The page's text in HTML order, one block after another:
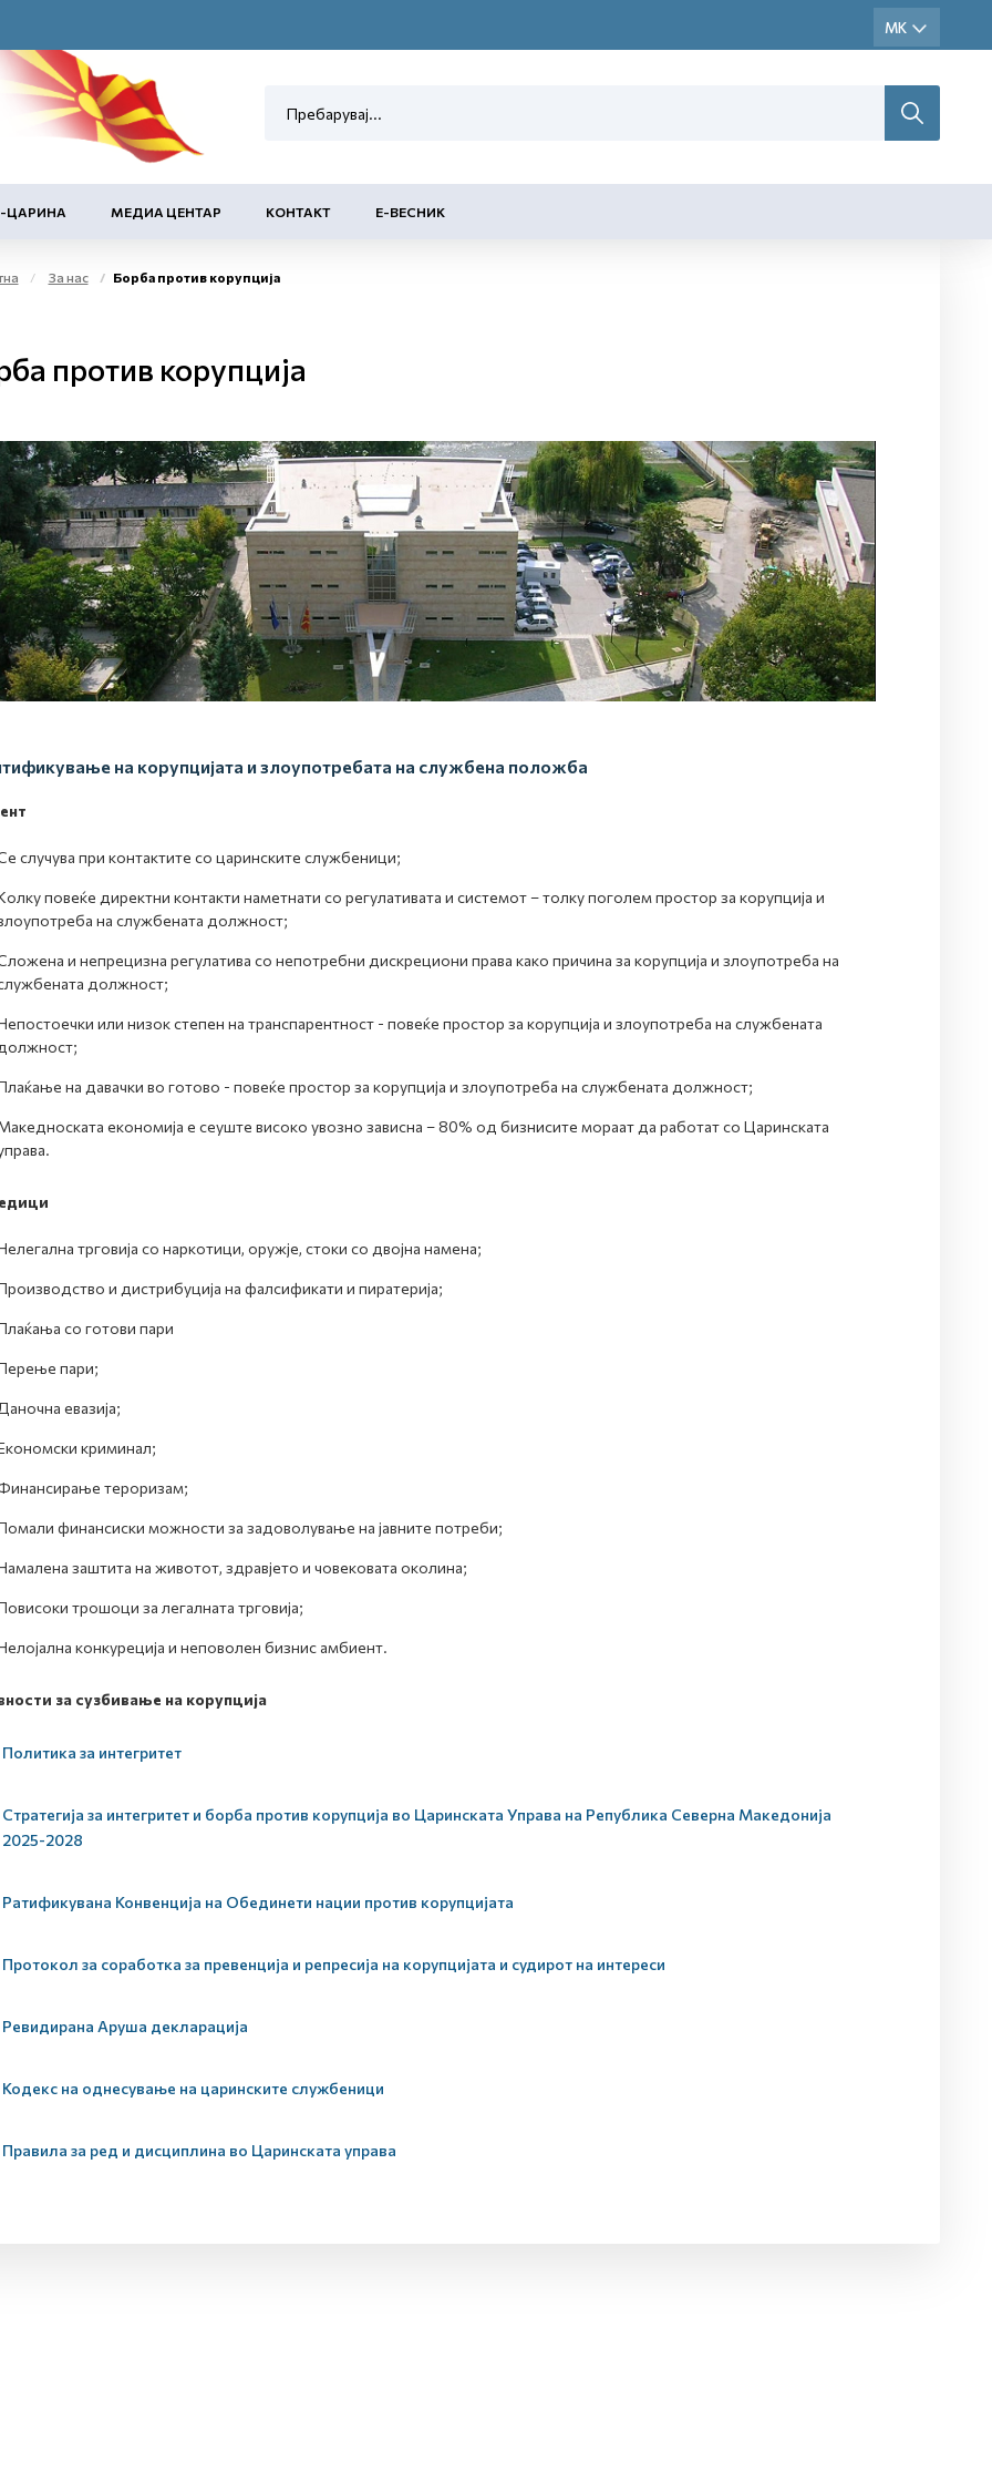
ЦАРИНА МЕДИА ЦЕНТАР КОНТАКТ Е-ВЕСНИК
За нас Борба против корупција
против корупција
на корупцијата и злоупотребата на службена положба
случува при контактите со царинските службеници;
повеќе директни контакти наметнати со регулативата и системот – толку поголем простор за корупција и
на службената должност;
и непрецизна регулатива со непотребни дискрециони права како причина за корупција и злоупотреба на
должност;
или низок степен на транспарентност - повеќе простор за корупција и злоупотреба на службената
на давачки во готово - повеќе простор за корупција и злоупотреба на службената должност;
економија е сеуште високо увозно зависна – 80% од бизнисите мораат да работат со Царинската
трговија со наркотици, оружје, стоки со двојна намена;
и дистрибуција на фалсификати и пиратерија;
со готови пари
пари;
евазија;
криминал;
тероризам;
финансиски можности за задоволување на јавните потреби;
заштита на животот, здравјето и човековата околина;
трошоци за легалната трговија;
конкуреција и неповолен бизнис амбиент.
за сузбивање на корупција
Политика за интегритет
Стратегија за интегритет и борба против корупција во Царинската Управа на Република Северна Македонија
2025-2028
Ратификувана Конвенција на Обединети нации против корупцијата
Протокол за соработка за превенција и репресија на корупцијата и судирот на интереси
Ревидирана Аруша декларација
Кодекс на однесување на царинските службеници
Правила за ред и дисциплина во Царинската управа